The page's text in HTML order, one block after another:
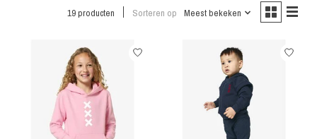
19 producten Sorteren op Meest bekeken